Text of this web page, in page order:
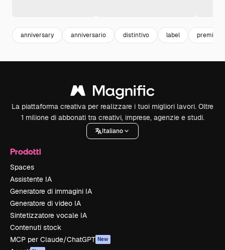
anniversary anniversario distintivo label premium
La piattaforma creativa per realizzare i tuoi migliori lavori. Oltre
1 milione di abbonati tra creativi, imprese, agenzie e studi.
Italiano
Prodotti
Spaces
Assistente IA
Generatore di immagini IA
Generatore di video IA
Sintetizzatore vocale IA
Contenuti stock
MCP per Claude/ChatGPT New